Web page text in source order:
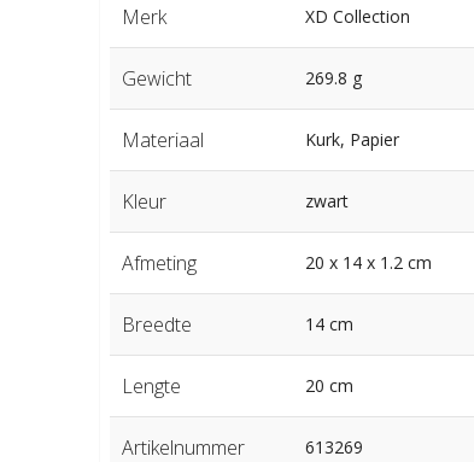
Merk XD Collection
Gewicht 269.8 g
Materiaal Kurk, Papier
Kleur zwart
Afmeting 20 x 14 x 1.2 cm
Breedte 14 cm
Lengte 20 cm
Artikelnummer 613269